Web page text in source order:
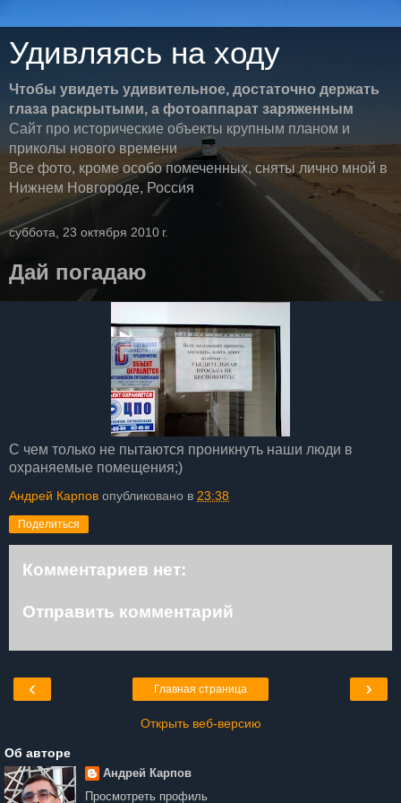
Удивляясь на ходу
Чтобы увидеть удивительное, достаточно держать
глаза раскрытыми, а фотоаппарат заряженным
Сайт про исторические объекты крупным планом и
приколы нового времени
Все фото, кроме особо помеченных, сняты лично мной в
Нижнем Новгороде, Россия
суббота, 23 октября 2010 г.
Дай погадаю
С чем только не пытаются проникнуть наши люди в
охраняемые помещения;)
Андрей Карпов опубликовано в 23:38
Поделиться
Комментариев нет:
Отправить комментарий
‹ ›
Главная страница
Открыть веб-версию
Об авторе
Андрей Карпов
Просмотреть профиль